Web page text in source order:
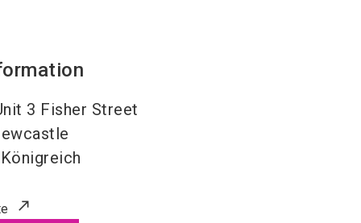
3 Fisher Street